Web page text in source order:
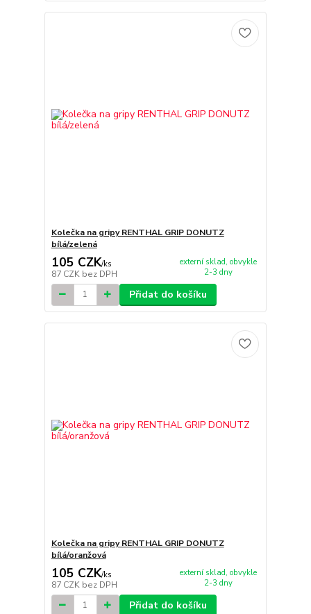
Kolečka na gripy RENTHAL GRIP DONUTZ
bílá/zelená
105 CZK/ks
87 CZK bez DPH
externí sklad, obvykle
2-3 dny
Přidat do košíku
Kolečka na gripy RENTHAL GRIP DONUTZ
bílá/oranžová
105 CZK/ks
87 CZK bez DPH
externí sklad, obvykle
2-3 dny
Přidat do košíku